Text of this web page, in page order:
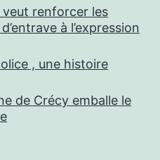
veut renforcer les
à l’expression
, une histoire
de Crécy emballe le